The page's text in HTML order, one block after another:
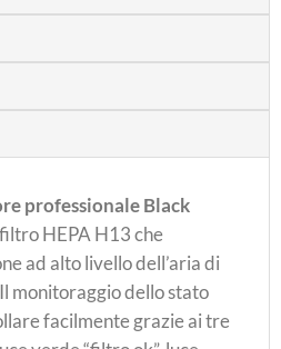
professionale Black
HEPA H13 che
ad alto livello dell’aria di
monitoraggio dello stato
facilmente grazie ai tre